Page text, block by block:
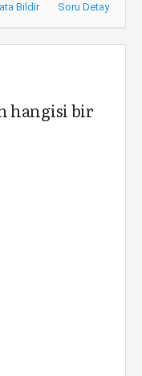
Bildir Soru Detay
hangisi bir